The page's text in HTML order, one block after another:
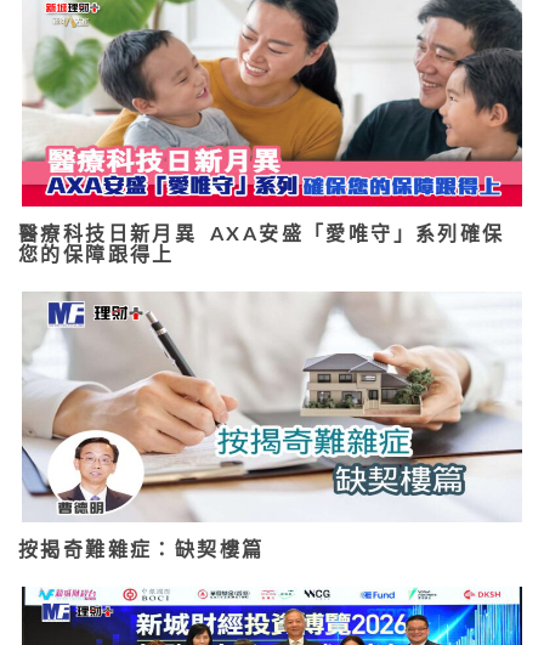
醫療科技日新月異 AXA安盛「愛唯守」系列確保
您的保障跟得上
按揭奇難雜症：缺契樓篇